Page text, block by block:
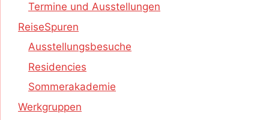
Termine und Ausstellungen
ReiseSpuren
Ausstellungsbesuche
Residencies
Sommerakademie
Werkgruppen